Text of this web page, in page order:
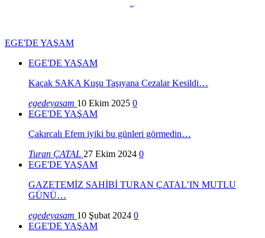
...
EGE'DE YAŞAM
EGE'DE YAŞAM
Kaçak SAKA Kuşu Taşıyana Cezalar Kesildi…
egedeyasam 10 Ekim 2025 0
EGE'DE YAŞAM
Çakırcalı Efem iyiki bu günleri görmedin…
Turan ÇATAL 27 Ekim 2024 0
EGE'DE YAŞAM
GAZETEMİZ SAHİBİ TURAN ÇATAL’IN MUTLU
GÜNÜ…
egedeyasam 10 Şubat 2024 0
EGE'DE YAŞAM